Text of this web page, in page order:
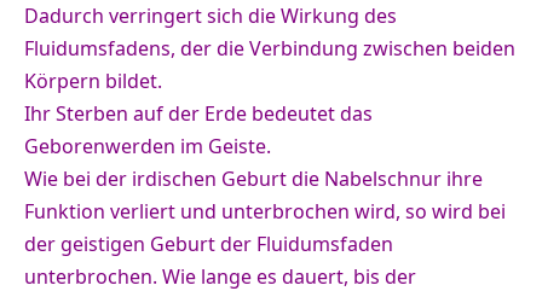
Dadurch verringert sich die Wirkung des
Fluidumsfadens, der die Verbindung zwischen beiden
Körpern bildet.
Ihr Sterben auf der Erde bedeutet das
Geborenwerden im Geiste.
Wie bei der irdischen Geburt die Nabelschnur ihre
Funktion verliert und unterbrochen wird, so wird bei
der geistigen Geburt der Fluidumsfaden
unterbrochen. Wie lange es dauert, bis der